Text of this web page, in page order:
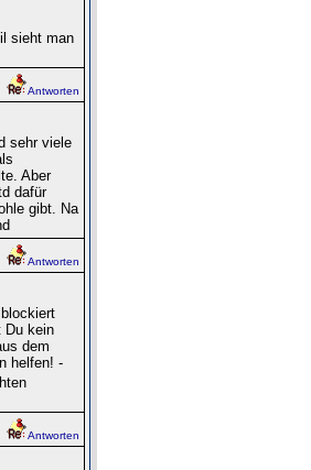
sieht man
Antworten
sehr viele
Aber
dafür
gibt. Na
Antworten
Du kein
dem
helfen! -
Antworten